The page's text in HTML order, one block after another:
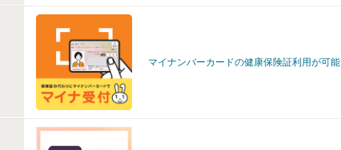
マイナンバーカードの健康保険証利用が可能